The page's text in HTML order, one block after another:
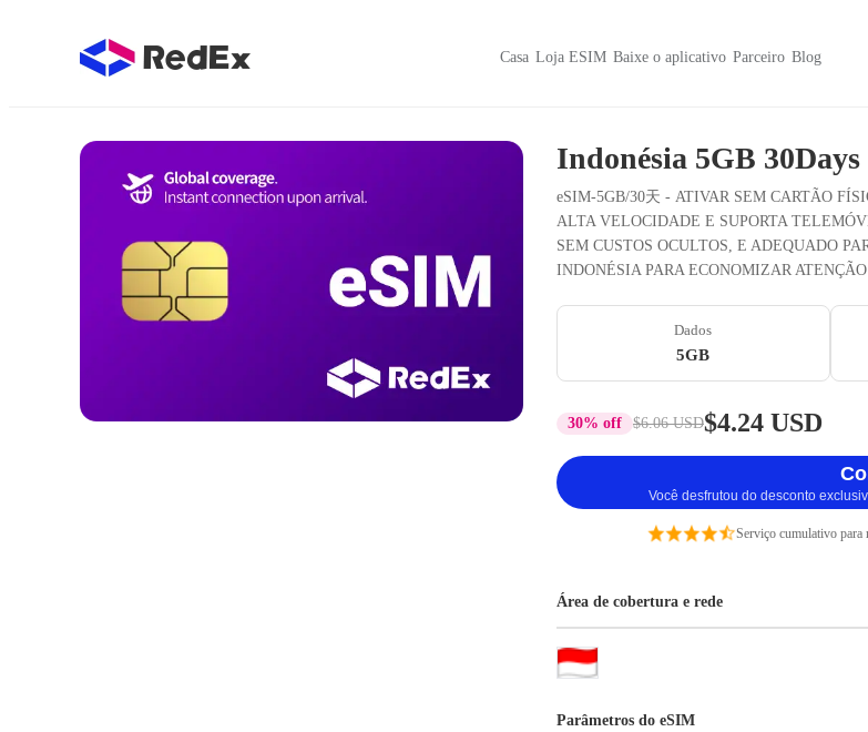
Casa Loja ESIM Baixe o aplicativo Parceiro Blog
Indonésia 5GB 30Days
eSIM-5GB/30天 - ATIVAR SEM CARTÃO
ALTA VELOCIDADE E SUPORTA
SEM CUSTOS OCULTOS, E ADEQUADO
INDONÉSIA PARA ECONOMIZAR
Dados
5GB
30% off $6.06 USD$4.24 USD
Você desfrutou do desconto
Serviço cumulativo para
Área de cobertura e rede
Parâmetros do eSIM